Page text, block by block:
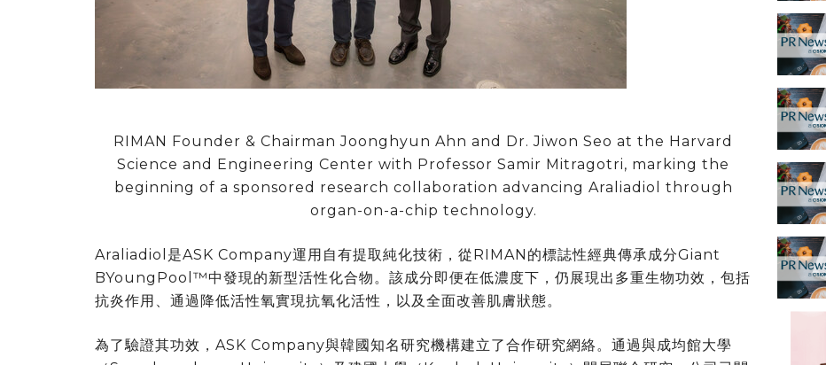
RIMAN Founder & Chairman Joonghyun Ahn and Dr. Jiwon Seo at the Harvard
Science and Engineering Center with Professor Samir Mitragotri, marking the
beginning of a sponsored research collaboration advancing Araliadiol through
organ-on-a-chip technology.
Araliadiol是ASK Company運用自有提取純化技術，從RIMAN的標誌性經典傳承成分Giant
BYoungPool™中發現的新型活性化合物。該成分即便在低濃度下，仍展現出多重生物功效，包括
抗炎作用、通過降低活性氧實現抗氧化活性，以及全面改善肌膚狀態。
為了驗證其功效，ASK Company與韓國知名研究機構建立了合作研究網絡。通過與成均館大學